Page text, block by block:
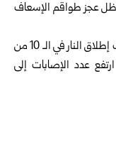
ظل عجز طواقم الإسعاف
وبذلك ارتفع عدد القتلى الفلسطينيين منذ وقف إطلاق النار في الـ 10 من
749 قتيلاً، فيما ارتفع عدد الإصابات إلى